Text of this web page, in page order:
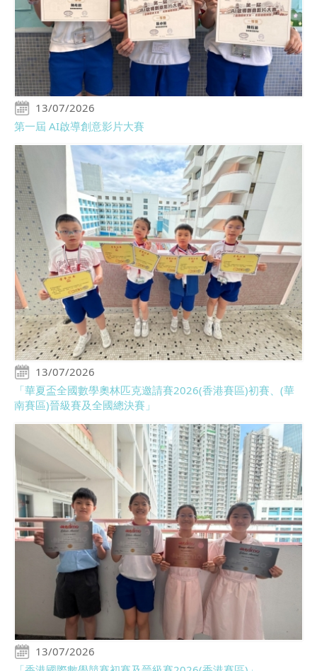
13/07/2026
第一屆 AI啟導創意影片大賽
13/07/2026
「華夏盃全國數學奧林匹克邀請賽2026(香港賽區)初賽、(華
南賽區)晉級賽及全國總決賽」
13/07/2026